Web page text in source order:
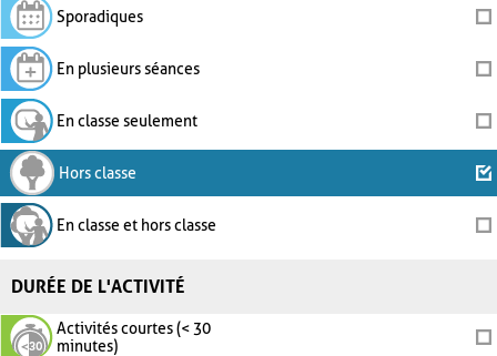
Sporadiques
En plusieurs séances
En classe seulement
Hors classe
En classe et hors classe
DURÉE DE L'ACTIVITÉ
Activités courtes (< 30
minutes)